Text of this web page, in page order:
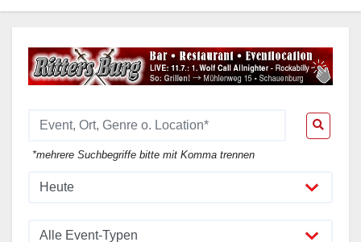
*mehrere Suchbegriffe bitte mit Komma trennen